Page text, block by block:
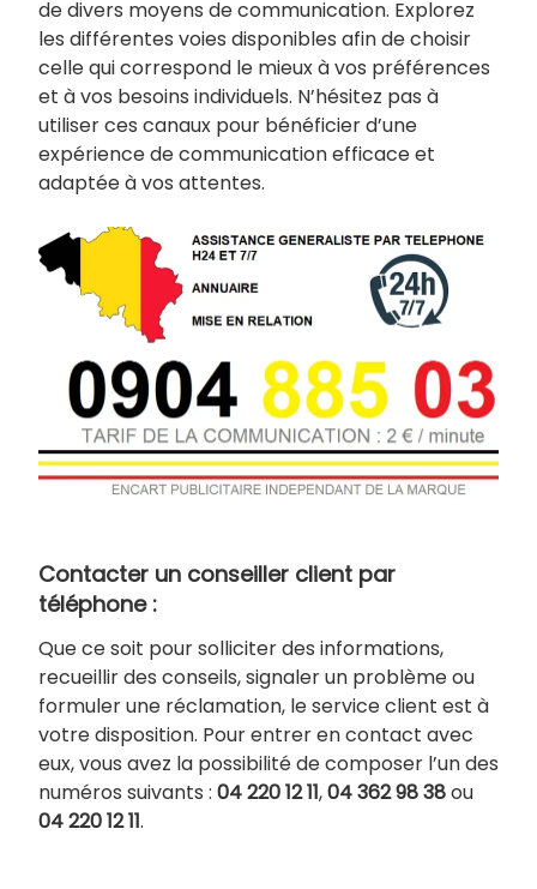
de divers moyens de communication. Explorez
les différentes voies disponibles afin de choisir
celle qui correspond le mieux à vos préférences
et à vos besoins individuels. N’hésitez pas à
utiliser ces canaux pour bénéficier d’une
expérience de communication efficace et
adaptée à vos attentes.
Contacter un conseiller client par
téléphone :
Que ce soit pour solliciter des informations,
recueillir des conseils, signaler un problème ou
formuler une réclamation, le service client est à
votre disposition. Pour entrer en contact avec
eux, vous avez la possibilité de composer l’un des
numéros suivants : 04 220 12 11,04 362 98 38ou
04 220 12 11.